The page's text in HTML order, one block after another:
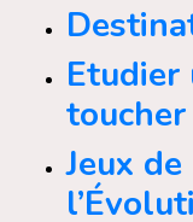
Etudier
toucher
Jeux